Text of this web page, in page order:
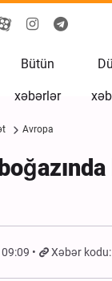
Bütün
xəbərlər
Avropa
Xəbər